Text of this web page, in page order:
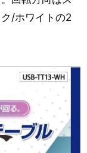
/ホワイトの2